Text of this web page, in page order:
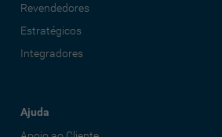
Revendedores
Estratégicos
Integradores
Ajuda